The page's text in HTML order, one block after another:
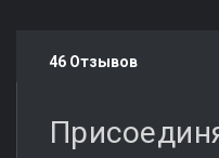
46 Отзывов